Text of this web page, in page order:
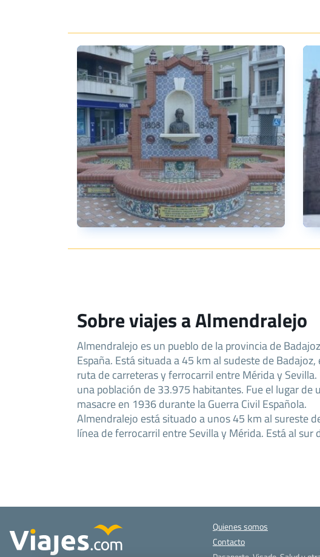
Sobre viajes a Almendralejo
Almendralejo es un pueblo de la provincia de
España. Está situada a 45 km al sudeste de Badajoz,
ruta de carreteras y ferrocarril entre Mérida y
una población de 33.975 habitantes. Fue el lugar de
masacre en 1936 durante la Guerra Civil Española.
Almendralejo está situado a unos 45 km al sureste
línea de ferrocarril entre Sevilla y Mérida. Está al sur
Quienes somos
Contacto